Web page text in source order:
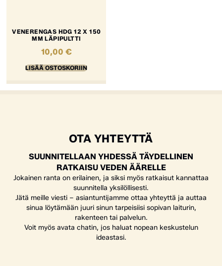
VENERENGAS HDG 12 X 150
MM LÄPIPULTTI
10,00 €
LISÄÄ OSTOSKORIIN
OTA YHTEYTTÄ
SUUNNITELLAAN YHDESSÄ TÄYDELLINEN
RATKAISU VEDEN ÄÄRELLE
Jokainen ranta on erilainen, ja siksi myös ratkaisut kannattaa
suunnitella yksilöllisesti.
Jätä meille viesti – asiantuntijamme ottaa yhteyttä ja auttaa
sinua löytämään juuri sinun tarpeisiisi sopivan laiturin,
rakenteen tai palvelun.
Voit myös avata chatin, jos haluat nopean keskustelun
ideastasi.